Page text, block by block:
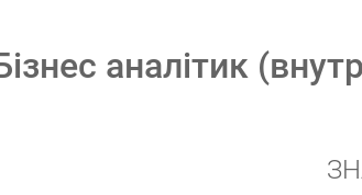
аналітик